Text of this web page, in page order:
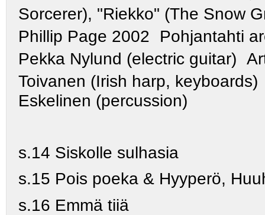
Sorcerer), "Riekko" (The Snow
Phillip Page 2002 Pohjantahti
Pekka Nylund (electric guitar)
Toivanen (Irish harp,
Eskelinen (percussion)
s.14 Siskolle sulhasia
s.15 Pois poeka & Hyyperö,
s.16 Emmä tiiä